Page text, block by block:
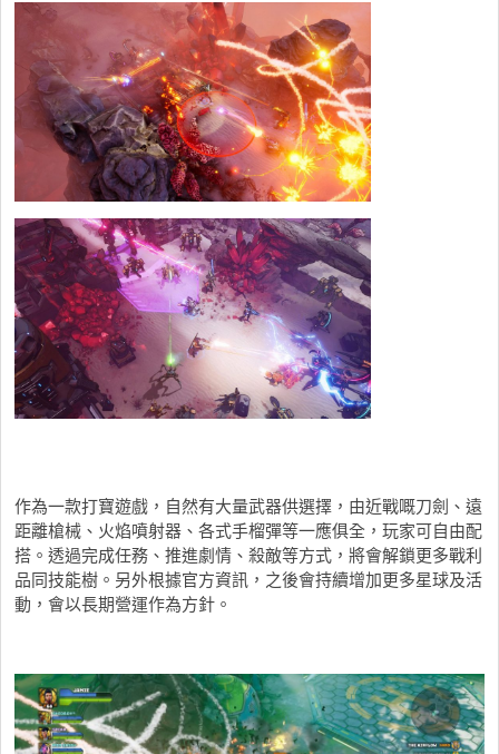
作為一款打寶遊戲，自然有大量武器供選擇，由近戰嘅刀劍、遠
距離槍械、火焰噴射器、各式手榴彈等一應俱全，玩家可自由配
搭。透過完成任務、推進劇情、殺敵等方式，將會解鎖更多戰利
品同技能樹。另外根據官方資訊，之後會持續增加更多星球及活
動，會以長期營運作為方針。